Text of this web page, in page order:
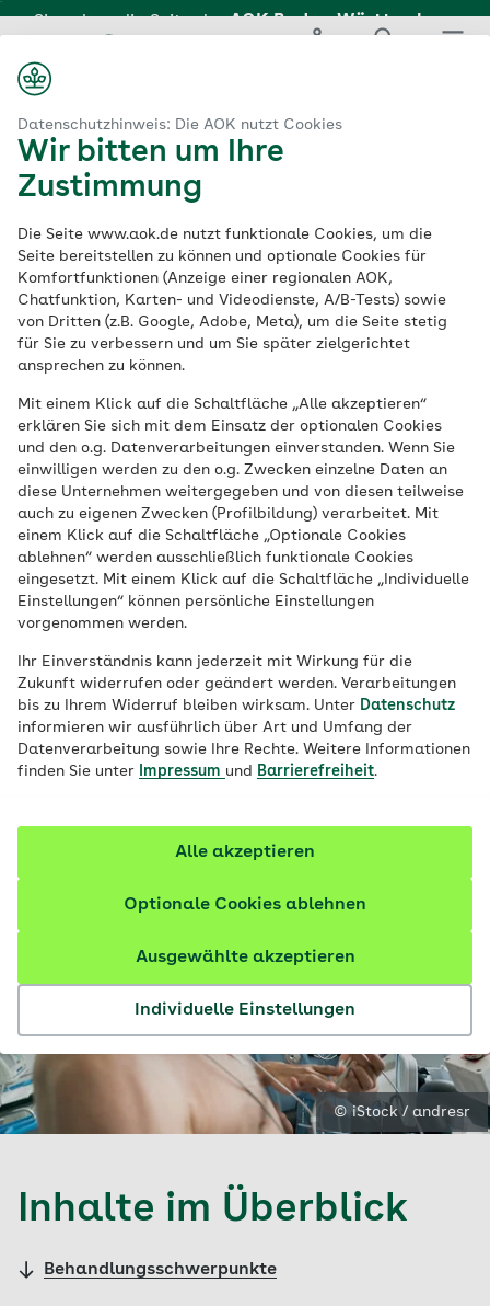
Datenschutzhinweis: Die AOK nutzt Cookies
Wir bitten um Ihre
Zustimmung
Die Seite www.aok.de nutzt funktionale Cookies, um die
Seite bereitstellen zu können und optionale Cookies für
Komfortfunktionen (Anzeige einer regionalen AOK,
Chatfunktion, Karten- und Videodienste, A/B-Tests) sowie
von Dritten (z.B. Google, Adobe, Meta), um die Seite stetig
für Sie zu verbessern und um Sie später zielgerichtet
ansprechen zu können.
Mit einem Klick auf die Schaltfläche „Alle akzeptieren“
erklären Sie sich mit dem Einsatz der optionalen Cookies
und den o.g. Datenverarbeitungen einverstanden. Wenn Sie
einwilligen werden zu den o.g. Zwecken einzelne Daten an
diese Unternehmen weitergegeben und von diesen teilweise
auch zu eigenen Zwecken (Profilbildung) verarbeitet. Mit
einem Klick auf die Schaltfläche „Optionale Cookies
ablehnen“ werden ausschließlich funktionale Cookies
eingesetzt. Mit einem Klick auf die Schaltfläche „Individuelle
Einstellungen“ können persönliche Einstellungen
vorgenommen werden.
Ihr Einverständnis kann jederzeit mit Wirkung für die
Zukunft widerrufen oder geändert werden. Verarbeitungen
bis zu Ihrem Widerruf bleiben wirksam. Unter Datenschutz
informieren wir ausführlich über Art und Umfang der
Datenverarbeitung sowie Ihre Rechte. Weitere Informationen
finden Sie unter
Impressum und Barrierefreiheit.
Individuelle Einstellungen
Ausgewählte akzeptieren
Optionale Cookies ablehnen
Alle akzeptieren
Zum
Hauptinhalt
springen
AOK-
FacharztProgramm:
Fachgebiet
Kardiologie
Eine Leistung der AOK Baden-Württemberg
Für die optimale Versorgung einer
chronischen Herzerkrankung ist eine
wesentliche Voraussetzung, dass Haus-
und Facharzt eng zusammenarbeiten und
sich gut abstimmen. Das ist im
FacharztProgramm Kardiologie der AOK
Baden-Württemberg klar geregelt.
Besondere Vorteile für Teilnehmer sowie
alle Details zum Fachgebiet Kardiologie
im Überblick.
© iStock / andresr
Inhalte im Überblick
Behandlungsschwerpunkte